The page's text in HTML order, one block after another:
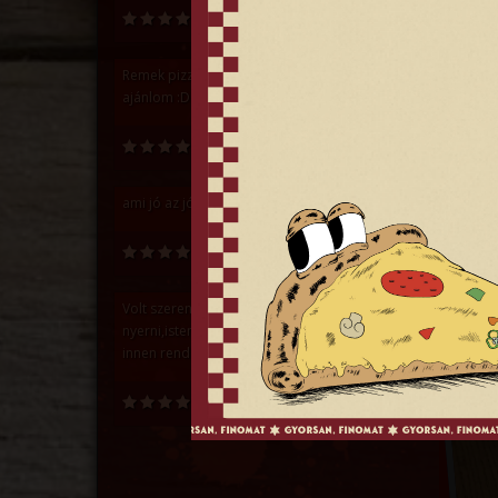
Remek pizza, remek sütőtől ;) Mindenkinek
ami jó az jó :D
Szilvia Mocsári
Volt szerencsém egy magyarosat
nyerni,isteni finom. Hibátlan! Legközelebb
innen rendelünk.
Róna Beáta